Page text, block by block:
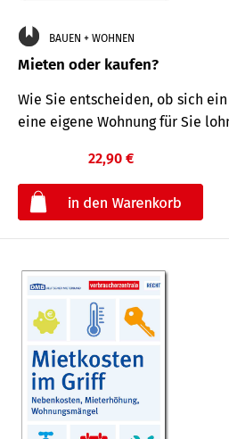
BAUEN + WOHNEN
Mieten oder kaufen?
Wie Sie entscheiden, ob sich
eine eigene Wohnung für Sie
22,90 €